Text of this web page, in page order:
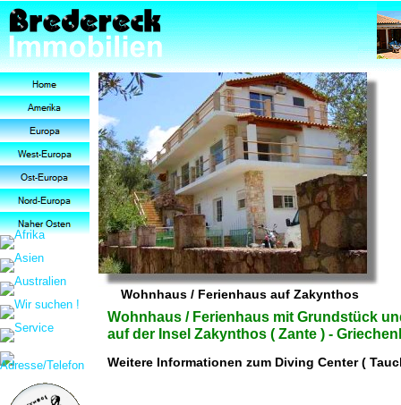
Wohnhaus / Ferienhaus mit Grundstück
auf der Insel Zakynthos ( Zante ) -
Wohnhaus / Ferienhaus auf Zakynthos
Weitere Informationen zum Diving Center (